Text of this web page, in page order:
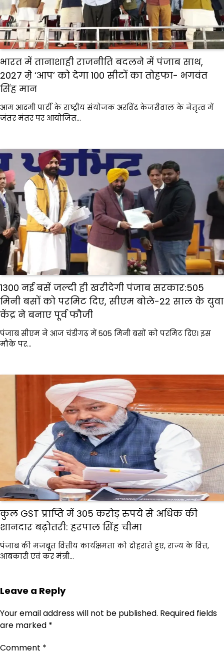
भारत में तानाशाही राजनीति बदलने में पंजाब साथ,
2027 मे़ं ‘आप’ को देगा 100 सीटों का तोहफा- भगवंत
सिंह मान
आम आदमी पार्टी के राष्ट्रीय संयोजक अरविंद केजरीवाल के नेतृत्व में
जंतर मंतर पर आयोजित…
1300 नई बसें जल्दी ही खरीदेगी पंजाब सरकार:505
मिनी बसों को परमिट दिए, सीएम बोले-22 साल के युवा
केंद्र ने बनाए पूर्व फौजी
पंजाब सीएम ने आज चंडीगढ़ में 505 मिनी बसों को परमिट दिए। इस
मौके पर…
कुल GST प्राप्ति में 305 करोड़ रुपये से अधिक की
शानदार बढ़ोतरी: हरपाल सिंह चीमा
पंजाब की मजबूत वित्तीय कार्यक्षमता को दोहराते हुए, राज्य के वित्त,
आबकारी एवं कर मंत्री…
Leave a Reply
Your email address will not be published. Required fields
are marked *
Comment *